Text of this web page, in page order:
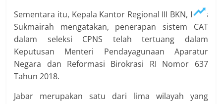
Sementara itu, Kepala Kantor Regional III BKN, Imas
Sukmairah mengatakan, penerapan sistem CAT
dalam seleksi CPNS telah tertuang dalam
Keputusan Menteri Pendayagunaan Aparatur
Negara dan Reformasi Birokrasi RI Nomor 637
Tahun 2018.
Jabar merupakan satu dari lima wilayah yang